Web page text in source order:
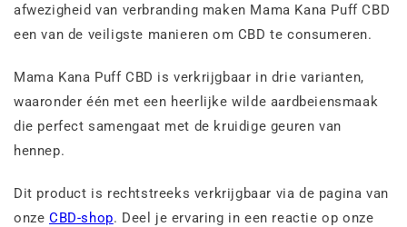
afwezigheid van verbranding maken Mama Kana Puff CBD
een van de veiligste manieren om CBD te consumeren.
Mama Kana Puff CBD is verkrijgbaar in drie varianten,
waaronder één met een heerlijke wilde aardbeiensmaak
die perfect samengaat met de kruidige geuren van
hennep.
Dit product is rechtstreeks verkrijgbaar via de pagina van
onze CBD-shop. Deel je ervaring in een reactie op onze